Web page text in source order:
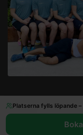
Platserna fylls löpande
©2026